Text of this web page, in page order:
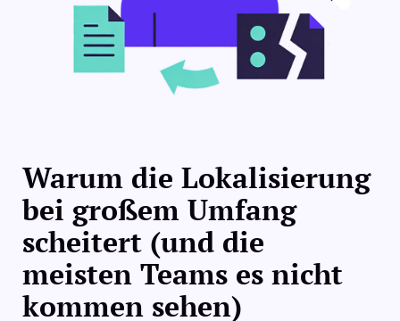
Warum die Lokalisierung
bei großem Umfang
scheitert (und die
meisten Teams es nicht
kommen sehen)